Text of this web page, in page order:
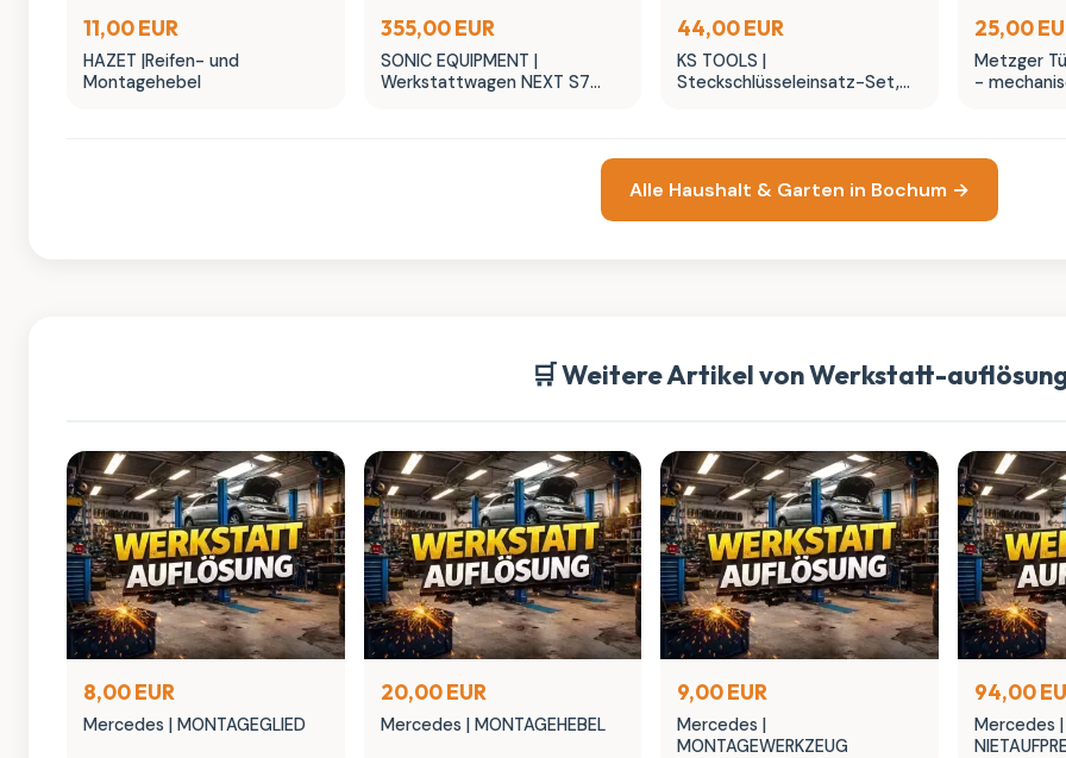
11,00 EUR
HAZET |Reifen- und
Montagehebel
355,00 EUR
SONIC EQUIPMENT |
Werkstattwagen NEXT S7
44,00 EUR
KS TOOLS |
Steckschlüsseleinsatz-Set,
25,00
Metzger
-
Alle Haushalt & Garten in Bochum →
🛒 Weitere Artikel von Werkstatt-
8,00 EUR
Mercedes | MONTAGEGLIED
20,00 EUR
Mercedes | MONTAGEHEBEL
9,00 EUR
Mercedes |
MONTAGEWERKZEUG
94,00
Mercedes |